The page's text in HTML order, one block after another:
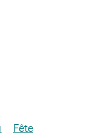
Fête